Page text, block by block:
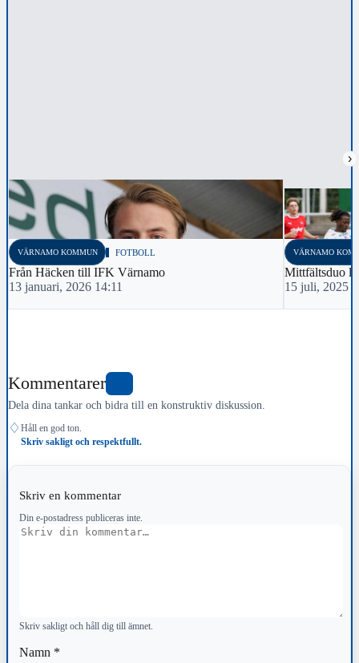
›
VÄRNAMO KOMMUN FOTBOLL
Från Häcken till IFK Värnamo
13 januari, 2026 14:11
VÄRNAMO
Mittfältsduo
15 juli, 2025
Kommentarer
Dela dina tankar och bidra till en konstruktiv diskussion.
♢ Håll en god ton.
Skriv sakligt och respektfullt.
Skriv en kommentar
Din e-postadress publiceras inte.
Kommentar
Skriv sakligt och håll dig till ämnet.
Namn *